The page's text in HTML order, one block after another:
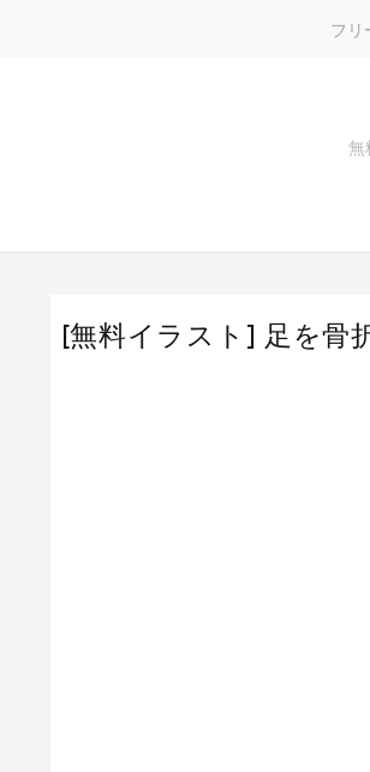
フリ
無
[無料イラスト] 足を骨